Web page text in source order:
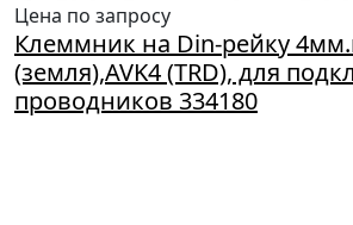
Цена по запросу
Клеммник на Din-рейку
(земля),AVK4 (TRD), для
проводников 334180